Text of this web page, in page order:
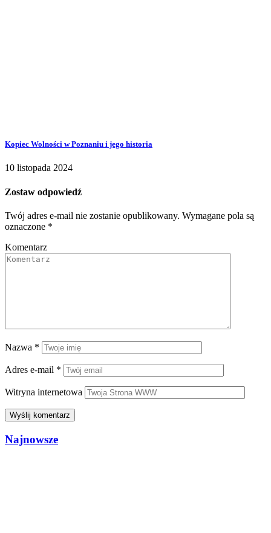
Kopiec Wolności w Poznaniu i jego historia
10 listopada 2024
Zostaw odpowiedź
Twój adres e-mail nie zostanie opublikowany. Wymagane pola są
oznaczone *
Komentarz
Nazwa *
Adres e-mail *
Witryna internetowa
Najnowsze